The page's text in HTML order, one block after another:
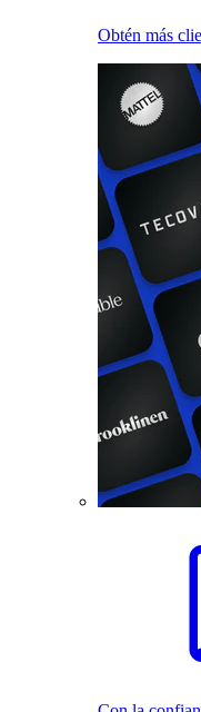
Obtén más